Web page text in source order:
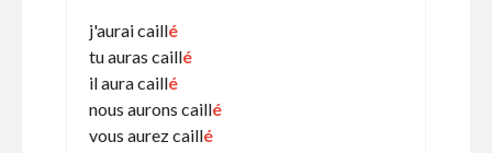
j'aurai caillé
tu auras caillé
il aura caillé
nous aurons caillé
vous aurez caillé